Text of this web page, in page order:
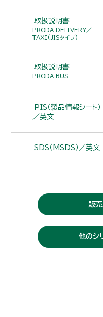
取扱説明書
PRODA DELIVERY／
TAXI(JISタイプ)
取扱説明書
PRODA BUS
PIS（製品情報シート）
／英文
SDS（MSDS）／英文
販
他のシ